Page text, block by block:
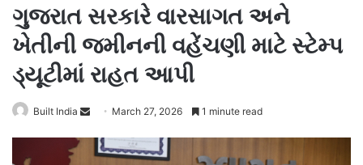
ગુજરાત સરકારે વારસાગત અને
ખેતીની જમીનની વહેંચણી માટે સ્ટેમ્પ
ડ્યૂટીમાં રાહત આપી
Built India
Send
email
March 27, 2026 1 minute read